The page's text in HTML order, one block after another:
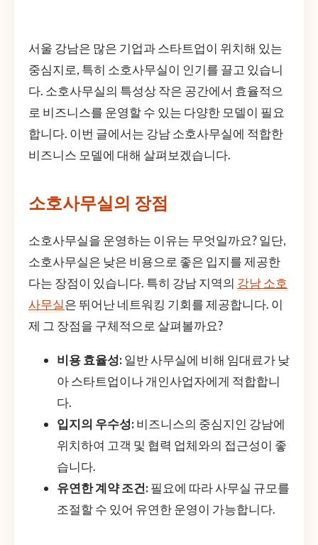
서울 강남은 많은 기업과 스타트업이 위치해 있는
중심지로, 특히 소호사무실이 인기를 끌고 있습니
다. 소호사무실의 특성상 작은 공간에서 효율적으
로 비즈니스를 운영할 수 있는 다양한 모델이 필요
합니다. 이번 글에서는 강남 소호사무실에 적합한
비즈니스 모델에 대해 살펴보겠습니다.
소호사무실의 장점
소호사무실을 운영하는 이유는 무엇일까요? 일단,
소호사무실은 낮은 비용으로 좋은 입지를 제공한
다는 장점이 있습니다. 특히 강남 지역의 강남 소호
사무실은 뛰어난 네트워킹 기회를 제공합니다. 이
제 그 장점을 구체적으로 살펴볼까요?
비용 효율성: 일반 사무실에 비해 임대료가 낮
아 스타트업이나 개인사업자에게 적합합니
다.
입지의 우수성: 비즈니스의 중심지인 강남에
위치하여 고객 및 협력 업체와의 접근성이 좋
습니다.
유연한 계약 조건: 필요에 따라 사무실 규모를
조절할 수 있어 유연한 운영이 가능합니다.